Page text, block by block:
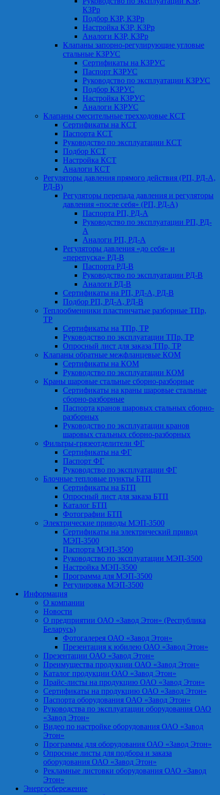
КЗРр
Подбор КЗР, КЗРр
Настройка КЗР, КЗРр
Аналоги КЗР, КЗРр
Клапаны запорно-регулирующие угловые
стальные КЗРУС
Сертификаты на КЗРУС
Паспорт КЗРУС
Руководство по эксплуатации КЗРУС
Подбор КЗРУС
Настройка КЗРУС
Аналоги КЗРУС
Клапаны смесительные трехходовые КСТ
Сертификаты на КСТ
Паспорта КСТ
Руководство по эксплуатации КСТ
Подбор КСТ
Настройка КСТ
Аналоги КСТ
Регуляторы давления прямого действия (РП, РД-А,
РД-В)
Регуляторы перепада давления и регуляторы
давления «после себя» (РП, РД-А)
Паспорта РП, РД-А
Руководство по эксплуатации РП, РД-
А
Аналоги РП, РД-А
Регуляторы давления «до себя» и
«перепуска» РД-В
Паспорта РД-В
Руководство по эксплуатации РД-В
Аналоги РД-В
Сертификаты на РП, РД-А, РД-В
Подбор РП, РД-А, РД-В
Теплообменники пластинчатые разборные ТПр,
ТР
Сертификаты на ТПр, ТР
Руководство по эксплуатации ТПр, ТР
Опросный лист для заказа ТПр, ТР
Клапаны обратные межфланцевые КОМ
Сертификаты на КОМ
Руководство по эксплуатации КОМ
Краны шаровые стальные сборно-разборные
Сертификаты на краны шаровые стальные
сборно-разборные
Паспорта кранов шаровых стальных сборно-
разборных
Руководство по эксплуатации кранов
шаровых стальных сборно-разборных
Фильтры-грязеотделители ФГ
Сертификаты на ФГ
Паспорт ФГ
Руководство по эксплуатации ФГ
Блочные тепловые пункты БТП
Сертификаты на БТП
Опросный лист для заказа БТП
Каталог БТП
Фотографии БТП
Электрические приводы МЭП-3500
Сертификаты на электрический привод
МЭП-3500
Паспорта МЭП-3500
Руководство по эксплуатации МЭП-3500
Настройка МЭП-3500
Программа для МЭП-3500
Регулировка МЭП-3500
Информация
О компании
Новости
О предприятии ОАО «Завод Этон» (Республика
Беларусь)
Фотогалерея ОАО «Завод Этон»
Презентация к юбилею ОАО «Завод Этон»
Презентации ОАО «Завод Этон»
Преимущества продукции ОАО «Завод Этон»
Каталог продукции ОАО «Завод Этон»
Прайс-листы на продукцию ОАО «Завод Этон»
Сертификаты на продукцию ОАО «Завод Этон»
Паспорта оборудования ОАО «Завод Этон»
Руководства по эксплуатации оборудования ОАО
«Завод Этон»
Видео по настройке оборудования ОАО «Завод
Этон»
Программы для оборудования ОАО «Завод Этон»
Опросные листы для подбора и заказа
оборудования ОАО «Завод Этон»
Рекламные листовки оборудования ОАО «Завод
Этон»
Энергосбережение